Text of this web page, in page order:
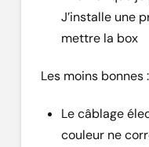
J’installe une
mettre la box
Les moins bonnes :
Le câblage
couleur ne